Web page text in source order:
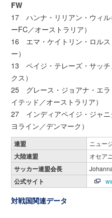
FW
17 ハンナ・リリアン・ウィル
ーFC／オーストラリア）
16 エマ・ケイトリン・ロルス
ー）
13 ペイジ・テレーズ・サッチ
クス）
25 グレース・ジョアナ・エラ
イテッド／オーストラリア）
27 インディアペイジ・ジャニ
ヨライン／デンマーク）
連盟 ニュー
大陸連盟 オセア
サッカー連盟会長
公式サイト
対戦国関連データ